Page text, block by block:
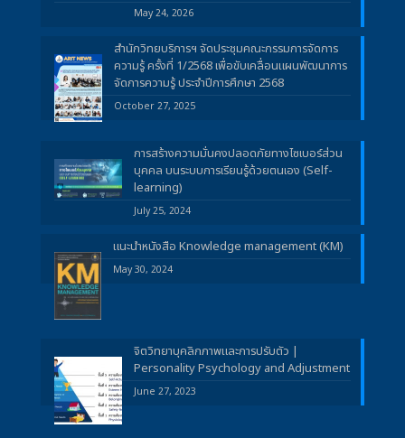
May 24, 2026
สำนักวิทยบริการฯ จัดประชุมคณะกรรมการจัดการ
ความรู้ ครั้งที่ 1/2568 เพื่อขับเคลื่อนแผนพัฒนาการ
จัดการความรู้ ประจำปีการศึกษา 2568
October 27, 2025
การสร้างความมั่นคงปลอดภัยทางไซเบอร์ส่วน
บุคคล บนระบบการเรียนรู้ด้วยตนเอง (Self-
learning)
July 25, 2024
แนะนำหนังสือ Knowledge management (KM)
May 30, 2024
จิตวิทยาบุคลิกภาพและการปรับตัว |
Personality Psychology and Adjustment
June 27, 2023